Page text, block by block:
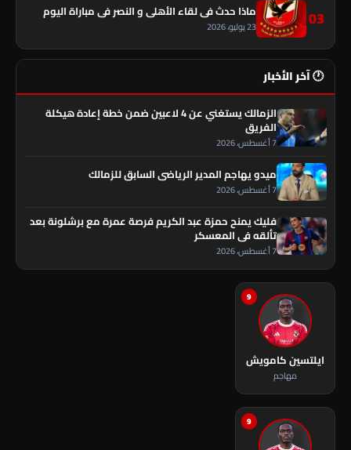
03 ماذا حدث في لقاء الأهلي و النصر فى مباراة اليوم
23 يوليو، 2026
🕐 آخر الأخبار
الزمالك يستغني عن 4 لاعبين ضمن خطة إعادة هيكلة
الفريق
7 أغسطس، 2026
ميدو يهاجم المدير الرياضي السابق للزمالك
7 أغسطس، 2026
فليك يمنح حمزة عبد الكريم فرصة عمرة مع برشلونة بعد
تألقه في المعسكر
7 أغسطس، 2026
9
ايلتسين كامويش
مهاجم
9